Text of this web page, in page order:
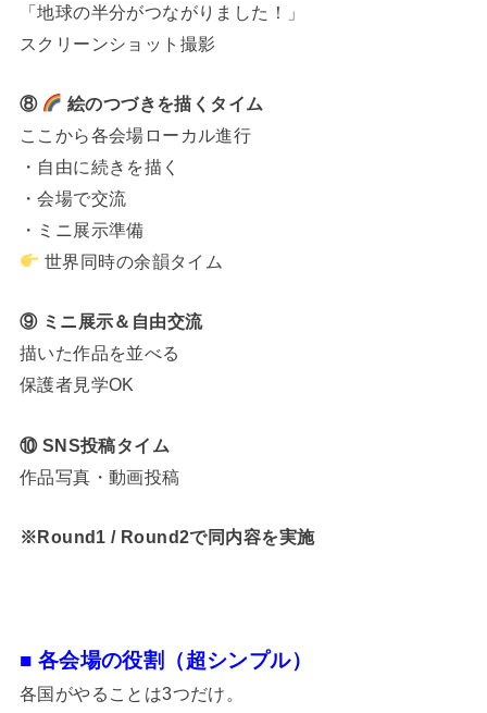
「地球の半分がつながりました！」
スクリーンショット撮影
⑧
絵のつづきを描くタイム
ここから各会場ローカル進行
・自由に続きを描く
・会場で交流
・ミニ展示準備
世界同時の余韻タイム
⑨ ミニ展示＆自由交流
描いた作品を並べる
保護者見学OK
⑩ SNS投稿タイム
作品写真・動画投稿
※Round1 / Round2で同内容を実施
■ 各会場の役割（超シンプル）
各国がやることは3つだけ。